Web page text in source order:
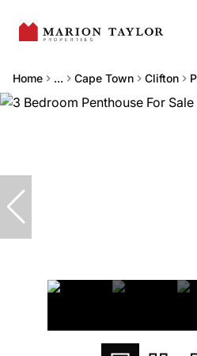
Home ... Cape Town Clifton